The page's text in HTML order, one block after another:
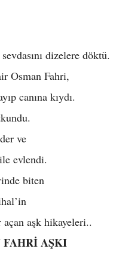
dizelere döktü.
Osman Fahri,
canına kıydı.
ve
evlendi.
biten
aşk hikayeleri..
FAHRİ AŞKI